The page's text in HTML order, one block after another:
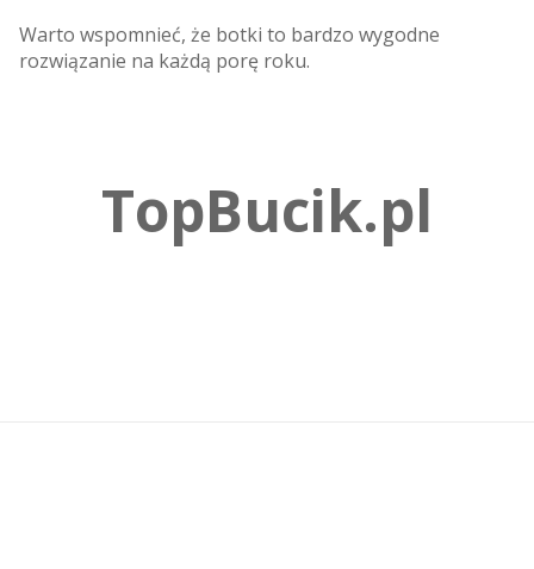
Warto wspomnieć, że botki to bardzo wygodne
rozwiązanie na każdą porę roku.
TopBucik.pl